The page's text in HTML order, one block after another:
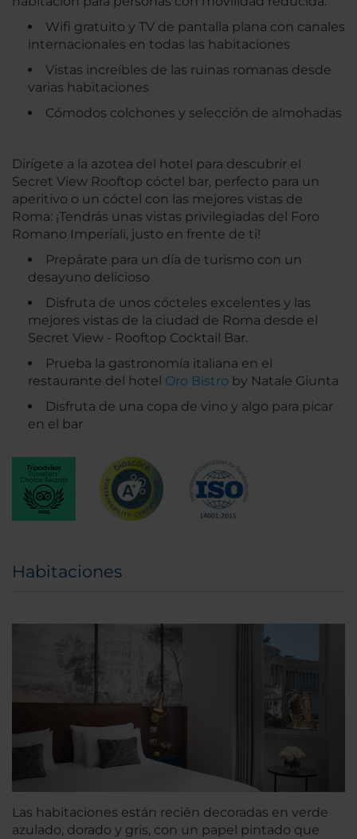
Wifi gratuito y TV de pantalla plana con canales
internacionales en todas las habitaciones
Vistas increíbles de las ruinas romanas desde
varias habitaciones
Cómodos colchones y selección de almohadas
Dirígete a la azotea del hotel para descubrir el
Secret View Rooftop cóctel bar, perfecto para un
aperitivo o un cóctel con las mejores vistas de
Roma: ¡Tendrás unas vistas privilegiadas del Foro
Romano Imperiali, justo en frente de ti!
Prepárate para un día de turismo con un
desayuno delicioso
Disfruta de unos cócteles excelentes y las
mejores vistas de la ciudad de Roma desde el
Secret View - Rooftop Cocktail Bar.
Prueba la gastronomía italiana en el
restaurante del hotel Oro Bistro by Natale Giunta
Disfruta de una copa de vino y algo para picar
en el bar
Habitaciones
Las habitaciones están recién decoradas en verde
azulado, dorado y gris, con un papel pintado que